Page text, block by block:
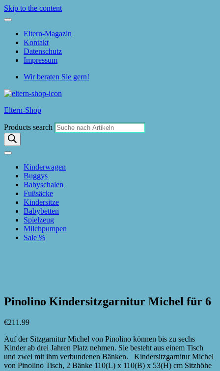
Skip to the content
Eltern-Magazin
Kontakt
Datenschutz
Impressum
Wir beraten Sie gern!
Eltern-Shop
Products search
Kinderwagen
Buggys
Babyschalen
Fußsäcke
Kindersitze
Babybetten
Spielzeug
Milchpumpen
Sale %
Pinolino Kindersitzgarnitur Michel für 6
€211.99
Auf der Sitzgarnitur Michel von Pinolino können bis zu sechs
Kinder ab drei Jahren Platz nehmen. Sie besteht aus einem Tisch
und zwei mit ihm verbundenen Bänken. Kindersitzgarnitur Michel
von Pinolino Tisch, 2 Bänke 110(L) x 110(B) x 53(H) cm Sitzhöhe